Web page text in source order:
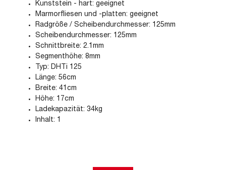
Kunststein - hart: geeignet
Marmorfliesen und -platten: geeignet
Radgröße / Scheibendurchmesser: 125mm
Scheibendurchmesser: 125mm
Schnittbreite: 2.1mm
Segmenthöhe: 8mm
Typ: DHTi 125
Länge: 56cm
Breite: 41cm
Höhe: 17cm
Ladekapazität: 34kg
Inhalt: 1